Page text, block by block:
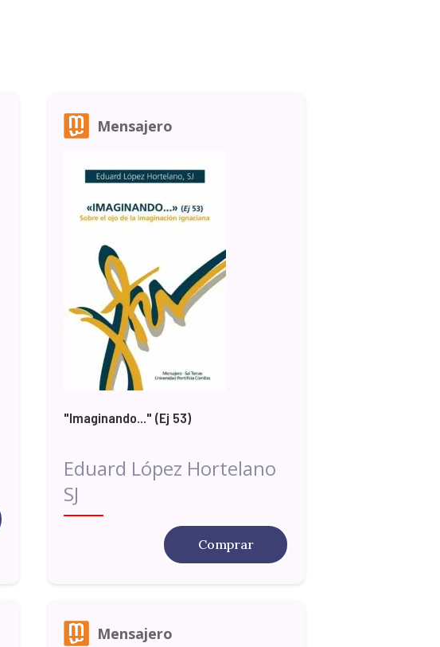
Mensajero
"Imaginando..." (Ej 53)
Eduard López Hortelano
SJ
Comprar
Mensajero